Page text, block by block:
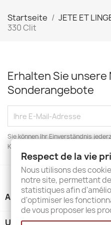
Startseite JETE ET
330 Clit
Erhalten Sie
Sonderangebote
Sie können Ihr Einverständnis
Kontaktinformationen finden Sie u.
ARTIKEL
UNTERNEHMEN
Respect de la vie
Nous utilisons des
notre site, permettant
statistiques afin
d'optimiser les
de vous proposer les